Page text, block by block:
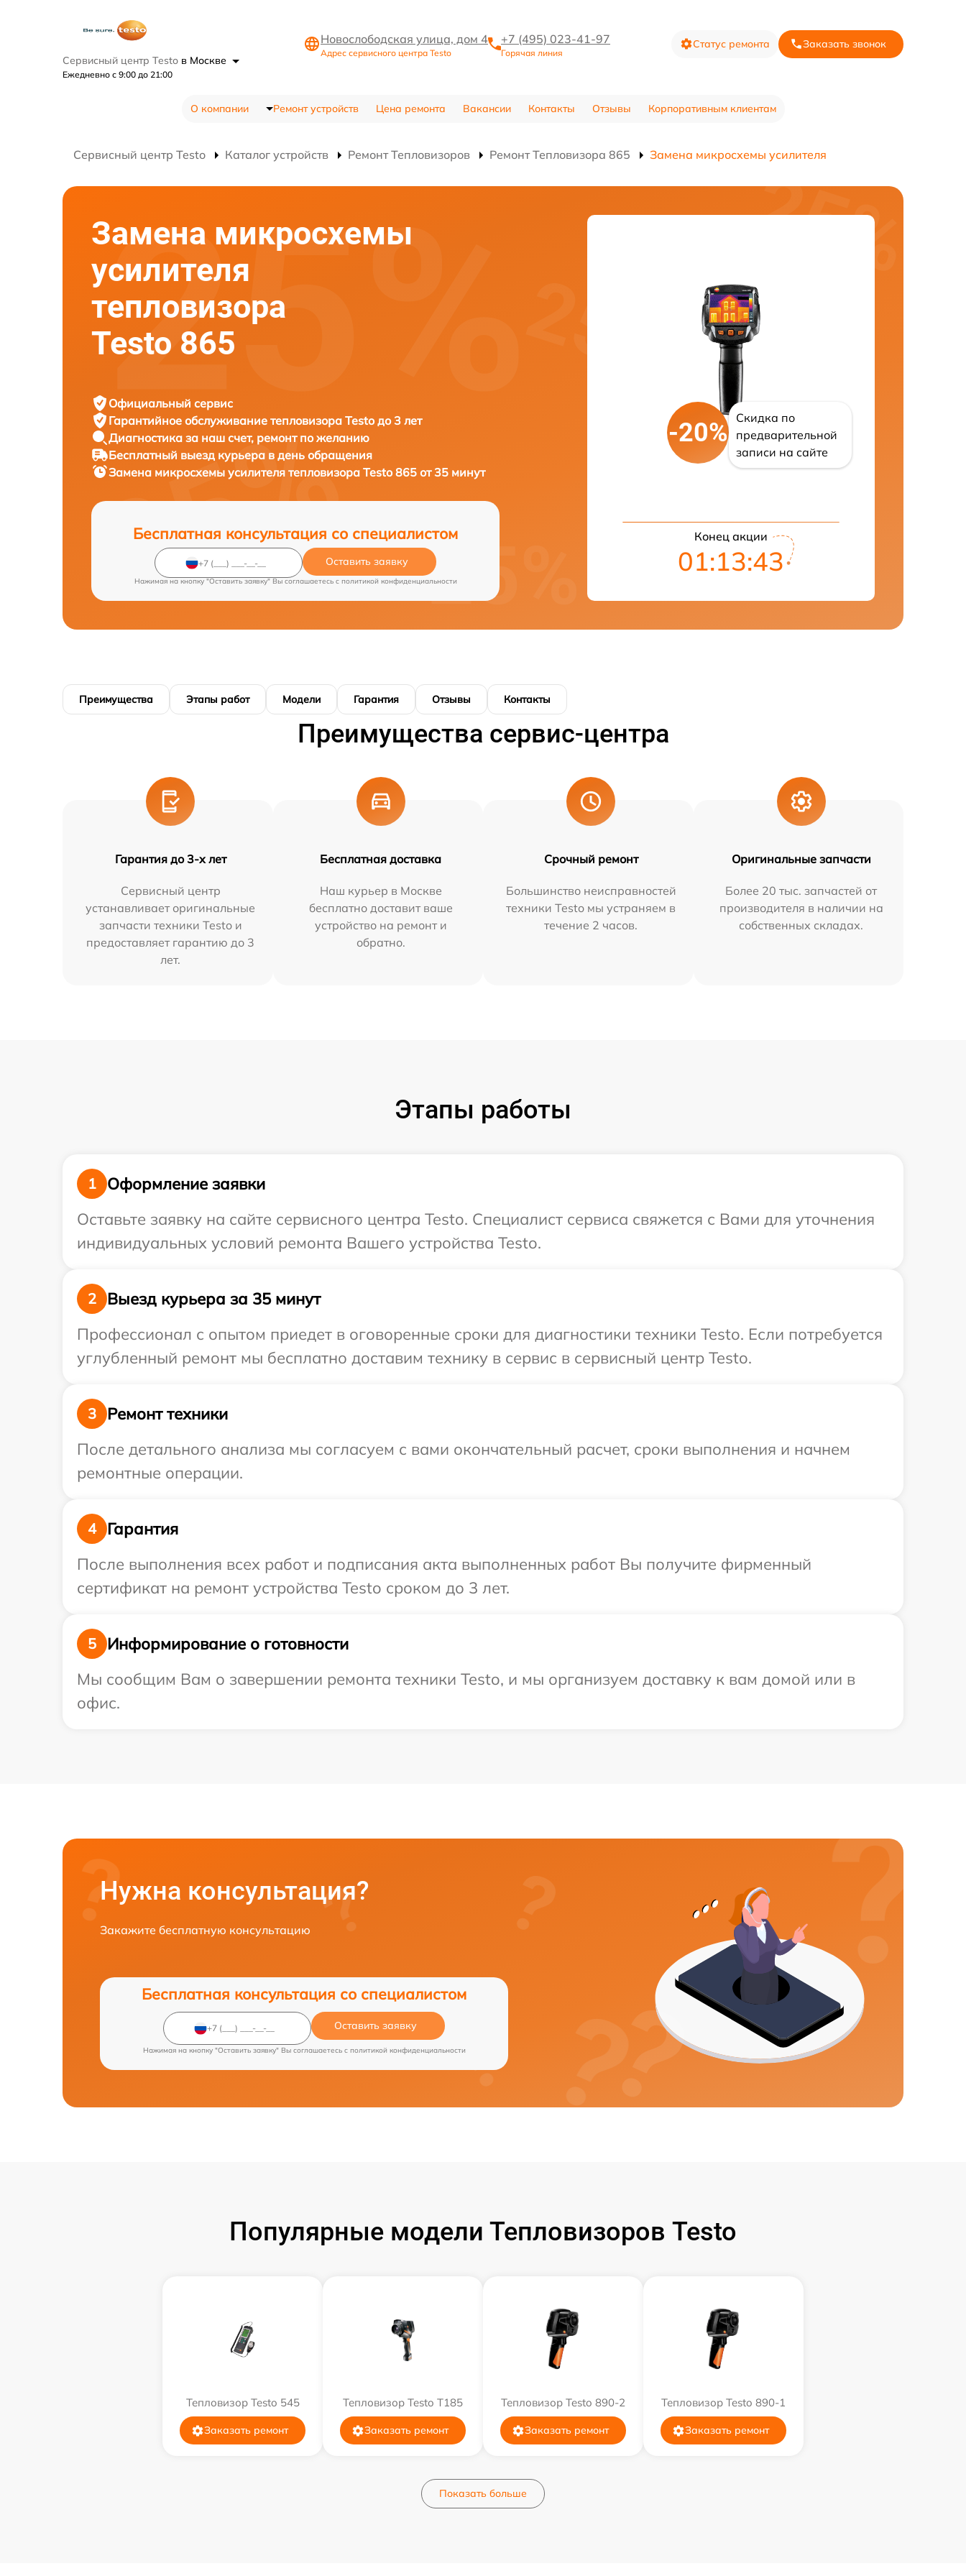
Сервисный центр Testo в Москве
Ежедневно с 9:00 до 21:00
Новослободская улица, дом 4
Адрес сервисного центра Testo
+7 (495) 023-41-97
Горячая линия
Статус ремонта Заказать звонок
О компании Ремонт устройств Цена ремонта Вакансии Контакты Отзывы Корпоративным клиентам
Сервисный центр Testo Каталог устройств Ремонт Тепловизоров Ремонт Тепловизора 865 Замена микросхемы усилителя
Замена микросхемы
усилителя
тепловизора
Testo 865
Официальный сервис
Гарантийное обслуживание тепловизора Testo до 3 лет
Диагностика за наш счет, ремонт по желанию
Бесплатный выезд курьера в день обращения
Замена микросхемы усилителя тепловизора Testo 865 от 35 минут
Бесплатная консультация со специалистом
Оставить заявку
Нажимая на кнопку "Оставить заявку" Вы соглашаетесь c политикой конфиденциальности
-20%
Скидка по
предварительной
записи на сайте
Конец акции
01:13:42
Преимущества Этапы работ Модели Гарантия Отзывы Контакты
Преимущества сервис-центра
Гарантия до 3-х лет
Сервисный центр
устанавливает оригинальные
запчасти техники Testo и
предоставляет гарантию до 3
лет.
Бесплатная доставка
Наш курьер в Москве
бесплатно доставит ваше
устройство на ремонт и
обратно.
Срочный ремонт
Большинство неисправностей
техники Testo мы устраняем в
течение 2 часов.
Оригинальные запчасти
Более 20 тыс. запчастей от
производителя в наличии на
собственных складах.
Этапы работы
1
Оформление заявки
Оставьте заявку на сайте сервисного центра Testo. Специалист сервиса свяжется с Вами для уточнения
индивидуальных условий ремонта Вашего устройства Testo.
2
Выезд курьера за 35 минут
Профессионал с опытом приедет в оговоренные сроки для диагностики техники Testo. Если потребуется
углубленный ремонт мы бесплатно доставим технику в сервис в сервисный центр Testo.
3
Ремонт техники
После детального анализа мы согласуем с вами окончательный расчет, сроки выполнения и начнем
ремонтные операции.
4
Гарантия
После выполнения всех работ и подписания акта выполненных работ Вы получите фирменный
сертификат на ремонт устройства Testo сроком до 3 лет.
5
Информирование о готовности
Мы сообщим Вам о завершении ремонта техники Testo, и мы организуем доставку к вам домой или в
офис.
Нужна консультация?
Закажите бесплатную консультацию
Бесплатная консультация со специалистом
Оставить заявку
Нажимая на кнопку "Оставить заявку" Вы соглашаетесь c политикой конфиденциальности
Популярные модели Тепловизоров Testo
Тепловизор Testo 545
Заказать ремонт
Тепловизор Testo T185
Заказать ремонт
Тепловизор Testo 890-2
Заказать ремонт
Тепловизор Testo 890-1
Заказать ремонт
Показать больше